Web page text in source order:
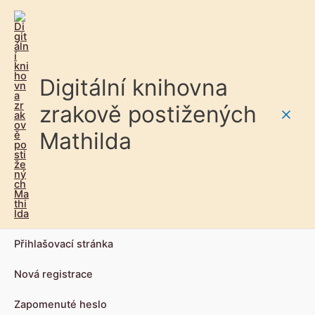
Digitální knihovna
zrakově postižených
Mathilda
Přihlašovací stránka
Nová registrace
Zapomenuté heslo